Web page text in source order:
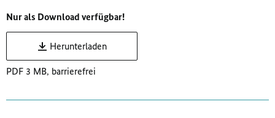
Nur als Download verfügbar!
Herunterladen
PDF 3 MB, barrierefrei